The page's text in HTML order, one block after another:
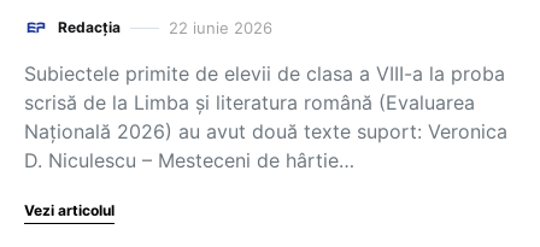
Redacția 22 iunie 2026
Subiectele primite de elevii de clasa a VIII-a la proba
scrisă de la Limba și literatura română (Evaluarea
Națională 2026) au avut două texte suport: Veronica
D. Niculescu – Mesteceni de hârtie…
Vezi articolul